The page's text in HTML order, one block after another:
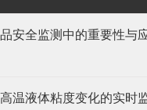
安全监测中的重要性与
温液体粘度变化的实时